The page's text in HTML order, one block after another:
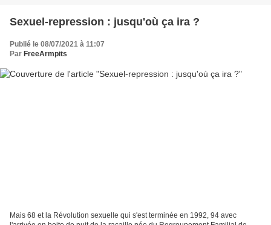
Sexuel-repression : jusqu'où ça ira ?
Publié le 08/07/2021 à 11:07
Par FreeArmpits
Mais 68 et la Révolution sexuelle qui s'est terminée en 1992, 94 avec